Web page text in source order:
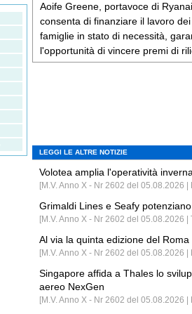
Aoife Greene, portavoce di
consenta di finanziare il lavoro
famiglie in stato di necessità,
l'opportunità di vincere premi di
LEGGI LE ALTRE NOTIZIE
Volotea amplia l'operatività
[M.V. Anno X - Nr 2602 del 05.08.2026 |
Grimaldi Lines e Seafy
[M.V. Anno X - Nr 2602 del 05.08.2026 |
Al via la quinta edizione del
[M.V. Anno X - Nr 2602 del 05.08.2026 |
Singapore affida a Thales lo
aereo NexGen
[M.V. Anno X - Nr 2602 del 05.08.2026